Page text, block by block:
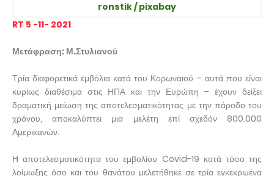
ronstik / pixabay
RT 5 -11- 2021
Μετάφραση: Μ.Στυλιανού
Τρία διαφορετικά εμβόλια κατά του Κορωναιού – αυτά που είναι
κυρίως διαθέσιμα στις ΗΠΑ και την Ευρώπη – έχουν δείξει
δραματική μείωση της αποτελεσματικότητας με την πάροδο του
χρόνου, αποκαλύπτει μια μελέτη επί σχεδόν 800.000
Αμερικανών.
Η αποτελεσματικότητα του εμβολίου Covid-19 κατά τόσο της
λοίμωξης όσο και του θανάτου μελετήθηκε σε τρία εγκεκριμένα